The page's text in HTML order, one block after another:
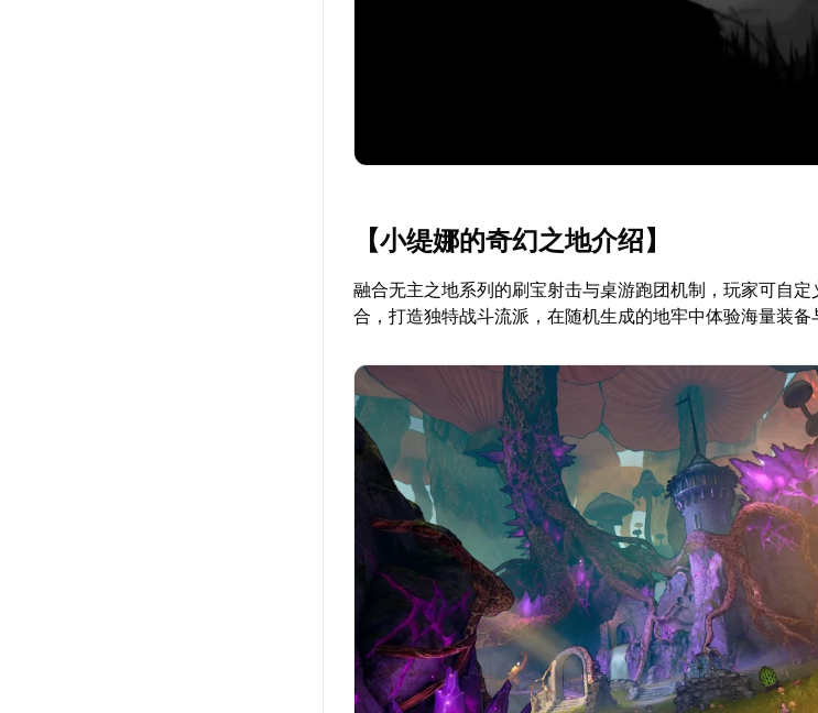
【小缇娜的奇幻之地介绍】
融合无主之地系列的刷宝射击与桌游跑团机制，玩家可自
合，打造独特战斗流派，在随机生成的地牢中体验海量装备